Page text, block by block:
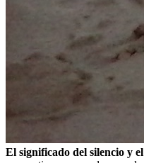
El significado del silencio y